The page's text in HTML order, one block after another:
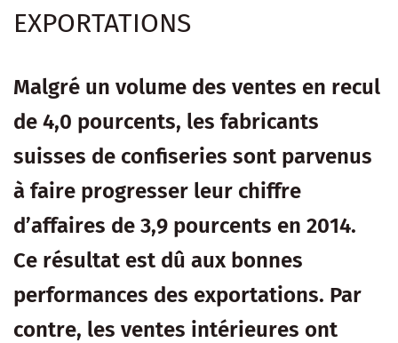
EXPORTATIONS
Malgré un volume des ventes en recul
de 4,0 pourcents, les fabricants
suisses de confiseries sont parvenus
à faire progresser leur chiffre
d’affaires de 3,9 pourcents en 2014.
Ce résultat est dû aux bonnes
performances des exportations. Par
contre, les ventes intérieures ont